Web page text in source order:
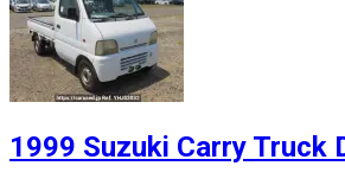
1999 Suzuki Carry Truck